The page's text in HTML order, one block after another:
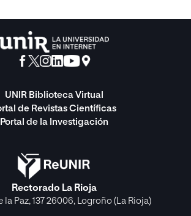
UNIR Biblioteca Virtual
de Revistas Científicas
Portal de la Investigación
Rectorado La Rioja
la Paz, 137 26006, Logroño (La Rioja)